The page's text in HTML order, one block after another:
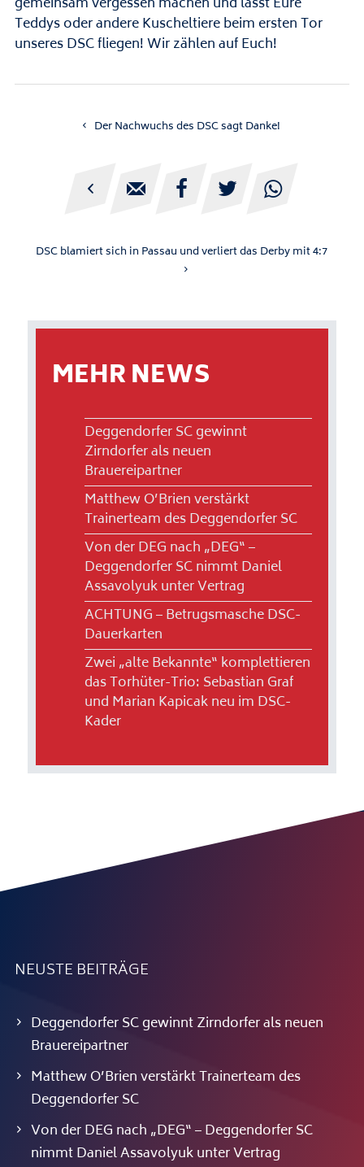
Teddys oder andere Kuscheltiere beim ersten Tor
unseres DSC fliegen! Wir zählen auf Euch!
Der Nachwuchs des DSC sagt Danke!
    
DSC blamiert sich in Passau und verliert das Derby mit 4:7
MEHR NEWS
Deggendorfer SC gewinnt
Zirndorfer als neuen
Brauereipartner
Matthew O’Brien verstärkt
Trainerteam des Deggendorfer SC
Von der DEG nach „DEG“ –
Deggendorfer SC nimmt Daniel
Assavolyuk unter Vertrag
ACHTUNG – Betrugsmasche DSC-
Dauerkarten
Zwei „alte Bekannte“ komplettieren
das Torhüter-Trio: Sebastian Graf
und Marian Kapicak neu im DSC-
Kader
NEUSTE BEITRÄGE
Deggendorfer SC gewinnt Zirndorfer als neuen
Brauereipartner
Matthew O’Brien verstärkt Trainerteam des
Deggendorfer SC
Von der DEG nach „DEG“ – Deggendorfer SC
nimmt Daniel Assavolyuk unter Vertrag